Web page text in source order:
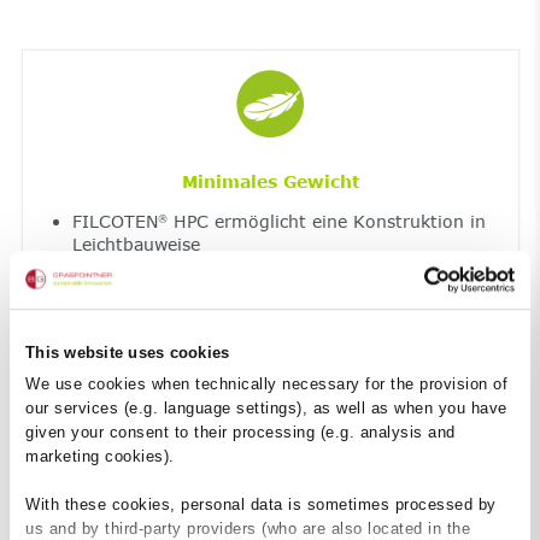
This website uses cookies
We use cookies when technically necessary for the provision of
our services (e.g. language settings), as well as when you have
given your consent to their processing (e.g. analysis and
marketing cookies).
With these cookies, personal data is sometimes processed by
us and by third-party providers (who are also located in the
Minimales Gewicht
FILCOTEN®HPC ermöglicht eine Konstruktion in
Leichtbauweise
formstabile und robuste Betonbauteile